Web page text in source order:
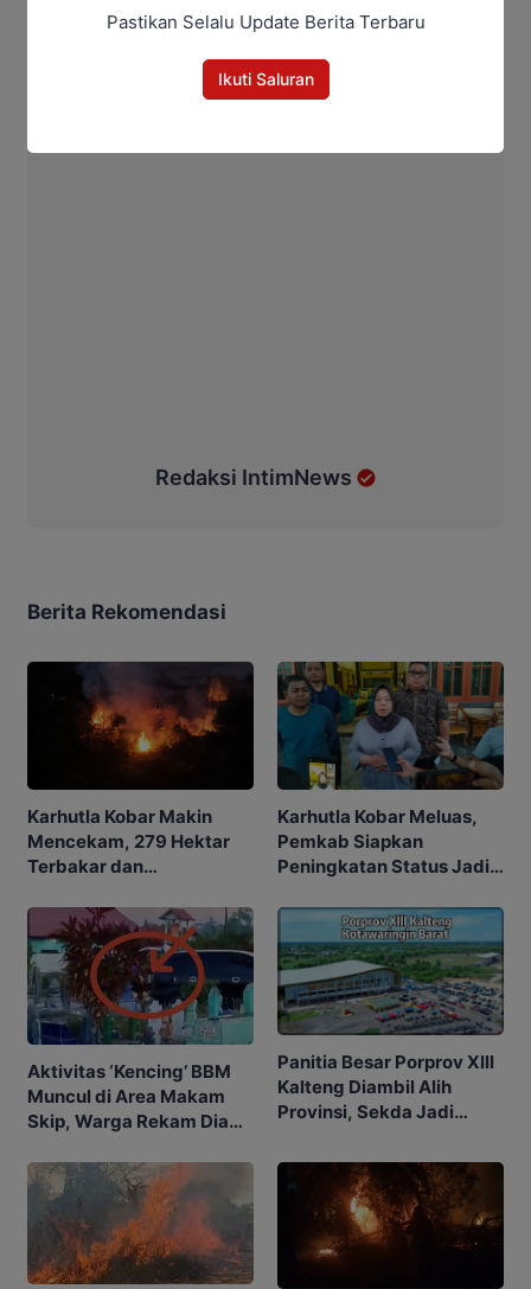
Redaksi IntimNews
Berita Rekomendasi
Karhutla Kobar Makin
Mencekam, 279 Hektar
Terbakar dan
Terganggu
Karhutla Kobar Meluas,
Pemkab Siapkan
Peningkatan Status Jadi
Aktivitas ‘Kencing’ BBM
Muncul di Area Makam
Skip, Warga Rekam Diam-
Panitia Besar Porprov Xlll
Kalteng Diambil Alih
Provinsi, Sekda Jadi
Pastikan Selalu Update Berita Terbaru
Ikuti Saluran